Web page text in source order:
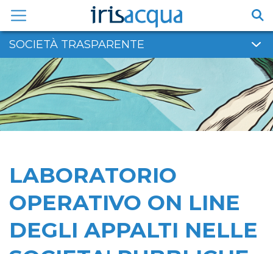
contenuto
SOCIETÀ TRASPARENTE
LABORATORIO
OPERATIVO ON LINE
DEGLI APPALTI NELLE